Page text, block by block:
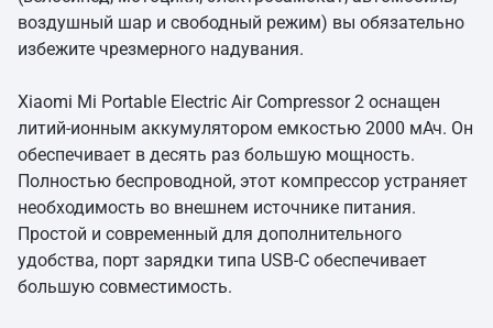
воздушный шар и свободный режим) вы обязательно
избежите чрезмерного надувания.
Xiaomi Mi Portable Electric Air Compressor 2 оснащен
литий-ионным аккумулятором емкостью 2000 мАч. Он
обеспечивает в десять раз большую мощность.
Полностью беспроводной, этот компрессор устраняет
необходимость во внешнем источнике питания.
Простой и современный для дополнительного
удобства, порт зарядки типа USB-C обеспечивает
большую совместимость.